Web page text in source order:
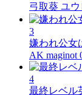
弓取葵 ユウ
3
嫌われ公女
AK maginot
4
最終レベル